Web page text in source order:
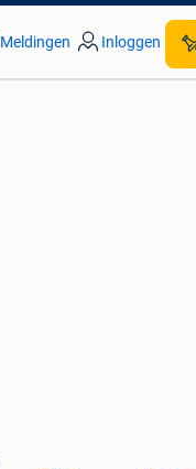
Meldingen Inloggen